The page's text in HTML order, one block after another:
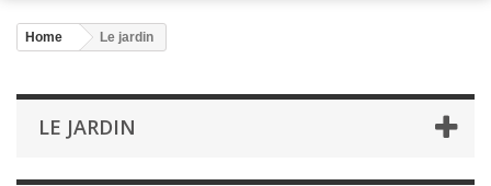
Home Le jardin
LE JARDIN